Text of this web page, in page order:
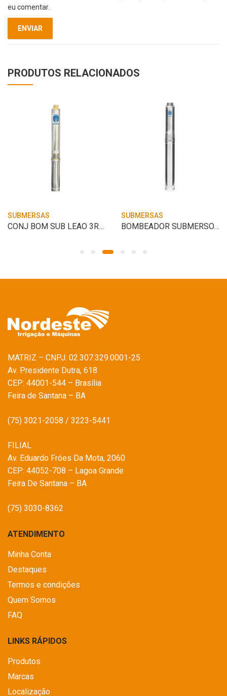
eu comentar.
PRODUTOS RELACIONADOS
SUBMERSAS
CONJ BOM SUB LEAO 3R3PB-06 0.33CV 127V C
SUBMERSAS
BOMBEADOR SUBMERSO 4R1IA-21
MATRIZ – CNPJ: 02.307.329.0001-25
Av. Presidente Dutra, 618
CEP: 44001-544 – Brasília
Feira de Santana – BA
(75) 3021-2058 / 3223-5441
FILIAL
Av. Eduardo Fróes Da Mota, 2060
CEP: 44052-708 – Lagoa Grande
Feira De Santana – BA
(75) 3030-8362
ATENDIMENTO
Minha Conta
Destaques
Termos e condições
Quem Somos
FAQ
LINKS RÁPIDOS
Produtos
Marcas
Localização